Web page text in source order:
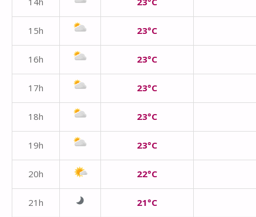
15h 23°C
16h 23°C
17h 23°C
18h 23°C
19h 23°C
20h 22°C
21h 21°C